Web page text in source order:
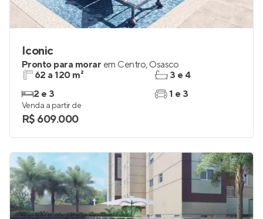
Iconic
Pronto para morar em Centro, Osasco
62 a 120 m²
2 e 3
3 e 4
1 e 3
Venda a partir de
R$ 609.000